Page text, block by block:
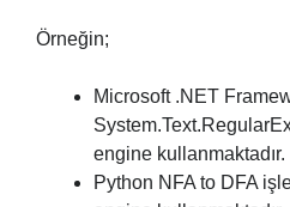
Örneğin;
Microsoft .NET
engine kullanmaktadır.
Python NFA to DFA